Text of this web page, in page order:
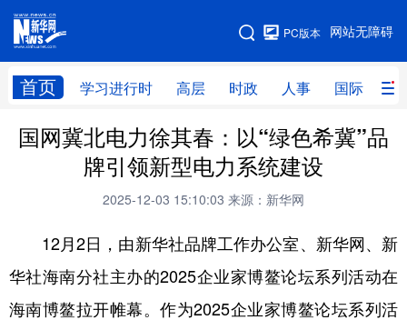
网站无障碍
PC版本
首页 学习进行时 高层 时政 人事 国际 财
网站地图
学习进行时 高层 时政 人事
财经 网评
科技 科创 量子 体育
文化 书画 健康 军事
国网冀北电力徐其春：以“绿色希冀”品
牌引领新型电力系统建设
2025-12-03 15:10:03 来源：新华网
12月2日，由新华社品牌工作办公室、新华网、新
华社海南分社主办的2025企业家博鳌论坛系列活动在
海南博鳌拉开帷幕。作为2025企业家博鳌论坛系列活